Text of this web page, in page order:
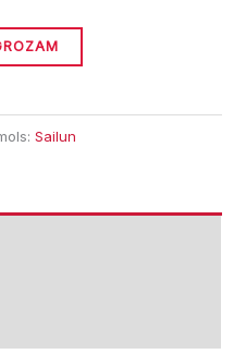
Sailun